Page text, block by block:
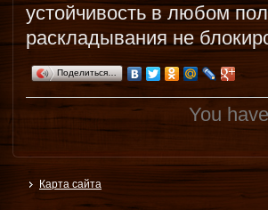
устойчивость в любом
раскладывания не
Поделиться…
You
Карта сайта